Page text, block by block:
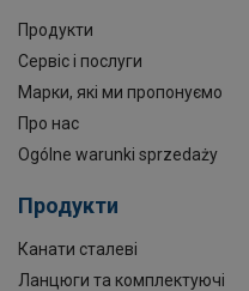
Продукти
Сервіс і послуги
Марки, які ми пропонуємо
Про нас
Ogólne warunki sprzedaży
Продукти
Канати сталеві
Ланцюги та комплектуючі